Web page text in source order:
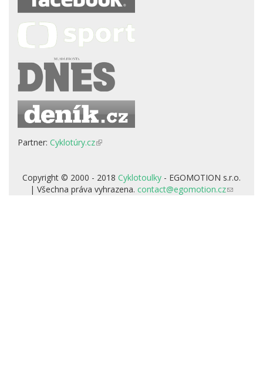
Partner: Cyklotúry.cz(odkaz
Copyright © 2000 - 2018 Cyklotoulky - EGOMOTION s.r.o.
| Všechna práva vyhrazena. contact@egomotion.cz(odkaz